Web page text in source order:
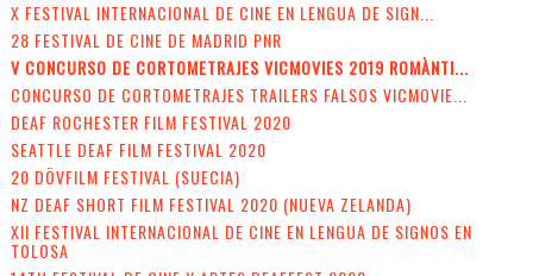
X FESTIVAL INTERNACIONAL DE CINE EN LENGUA DE SIGN...
28 FESTIVAL DE CINE DE MADRID PNR
V CONCURSO DE CORTOMETRAJES VICMOVIES 2019 ROMÀNTI...
CONCURSO DE CORTOMETRAJES TRAILERS FALSOS VICMOVIE...
DEAF ROCHESTER FILM FESTIVAL 2020
SEATTLE DEAF FILM FESTIVAL 2020
20 DÖVFILM FESTIVAL (SUECIA)
NZ DEAF SHORT FILM FESTIVAL 2020 (NUEVA ZELANDA)
XII FESTIVAL INTERNACIONAL DE CINE EN LENGUA DE SIGNOS EN
TOLOSA